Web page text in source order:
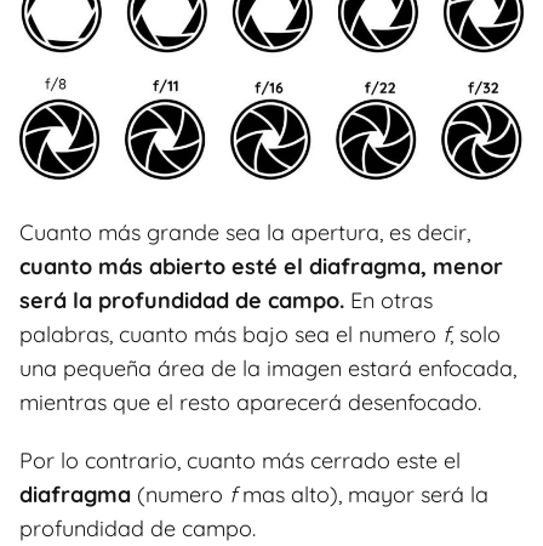
Cuanto más grande sea la apertura, es decir,
cuanto más abierto esté el diafragma, menor
será la profundidad de campo. En otras
palabras, cuanto más bajo sea el numero f, solo
una pequeña área de la imagen estará enfocada,
mientras que el resto aparecerá desenfocado.
Por lo contrario, cuanto más cerrado este el
diafragma (numero fmas alto), mayor será la
profundidad de campo.